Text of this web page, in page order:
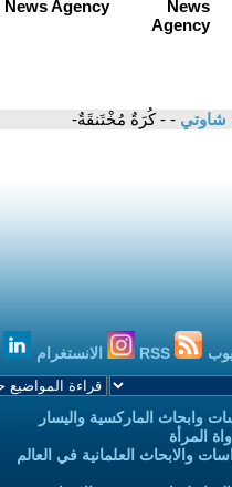
شاوتي - - كُرَةٌ مُخْتَنقَةٌ-
الانستغرام
وابحاث الماركسية واليسار
المرأة
والابحاث العلمانية في العالم